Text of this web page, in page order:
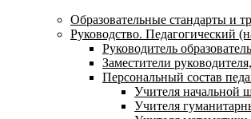
Образовательные стандарты и
Руководство. Педагогический
Руководитель
Заместители
Персональный состав
Учителя начальной
Учителя